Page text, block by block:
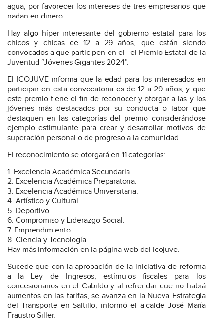
agua, por favorecer los intereses de tres empresarios que
nadan en dinero.
Hay algo híper interesante del gobierno estatal para los
chicos y chicas de 12 a 29 años, que están siendo
convocados a que participen en el el Premio Estatal de la
Juventud “Jóvenes Gigantes 2024”.
El ICOJUVE informa que la edad para los interesados en
participar en esta convocatoria es de 12 a 29 años, y que
este premio tiene el fin de reconocer y otorgar a las y los
jóvenes más destacados por su conducta o labor que
destaquen en las categorías del premio considerándose
ejemplo estimulante para crear y desarrollar motivos de
superación personal o de progreso a la comunidad.
El reconocimiento se otorgará en 11 categorías:
Excelencia Académica Secundaria.
Excelencia Académica Preparatoria.
Excelencia Académica Universitaria.
Artístico y Cultural.
Deportivo.
Compromiso y Liderazgo Social.
Emprendimiento.
Ciencia y Tecnología.
Hay más información en la página web del Icojuve.
Sucede que con la aprobación de la iniciativa de reforma
a la Ley de Ingresos, estímulos fiscales para los
concesionarios en el Cabildo y al refrendar que no habrá
aumentos en las tarifas, se avanza en la Nueva Estrategia
del Transporte en Saltillo, informó el alcalde José María
Fraustro Siller.